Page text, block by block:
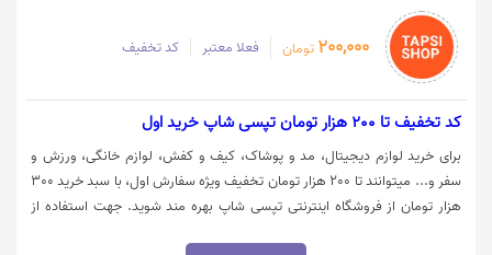
200,000 تومان فعلا معتبر کد تخفیف
کد تخفیف تا 200 هزار تومان تپسی شاپ خرید اول
برای خرید لوازم دیجیتال، مد و پوشاک، کیف و کفش، لوازم خانگی، ورزش و
سفر و... میتوانند تا 200 هزار تومان تخفیف ویژه سفارش اول، با سبد خرید 300
هزار تومان از فروشگاه اینترنتی تپسی شاپ بهره مند شوید. جهت استفاده از